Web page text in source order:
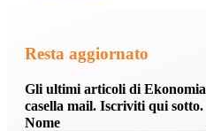
Resta aggiornato
Gli ultimi articoli di
casella mail. Iscriviti qui sotto.
Nome